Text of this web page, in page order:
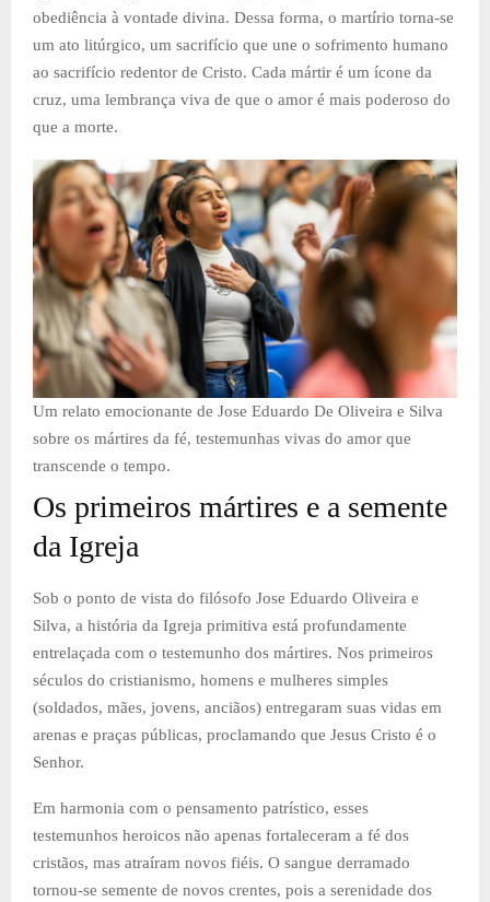
obediência à vontade divina. Dessa forma, o martírio torna-se
um ato litúrgico, um sacrifício que une o sofrimento humano
ao sacrifício redentor de Cristo. Cada mártir é um ícone da
cruz, uma lembrança viva de que o amor é mais poderoso do
que a morte.
Um relato emocionante de Jose Eduardo De Oliveira e Silva
sobre os mártires da fé, testemunhas vivas do amor que
transcende o tempo.
Os primeiros mártires e a semente
da Igreja
Sob o ponto de vista do filósofo Jose Eduardo Oliveira e
Silva, a história da Igreja primitiva está profundamente
entrelaçada com o testemunho dos mártires. Nos primeiros
séculos do cristianismo, homens e mulheres simples
(soldados, mães, jovens, anciãos) entregaram suas vidas em
arenas e praças públicas, proclamando que Jesus Cristo é o
Senhor.
Em harmonia com o pensamento patrístico, esses
testemunhos heroicos não apenas fortaleceram a fé dos
cristãos, mas atraíram novos fiéis. O sangue derramado
tornou-se semente de novos crentes, pois a serenidade dos